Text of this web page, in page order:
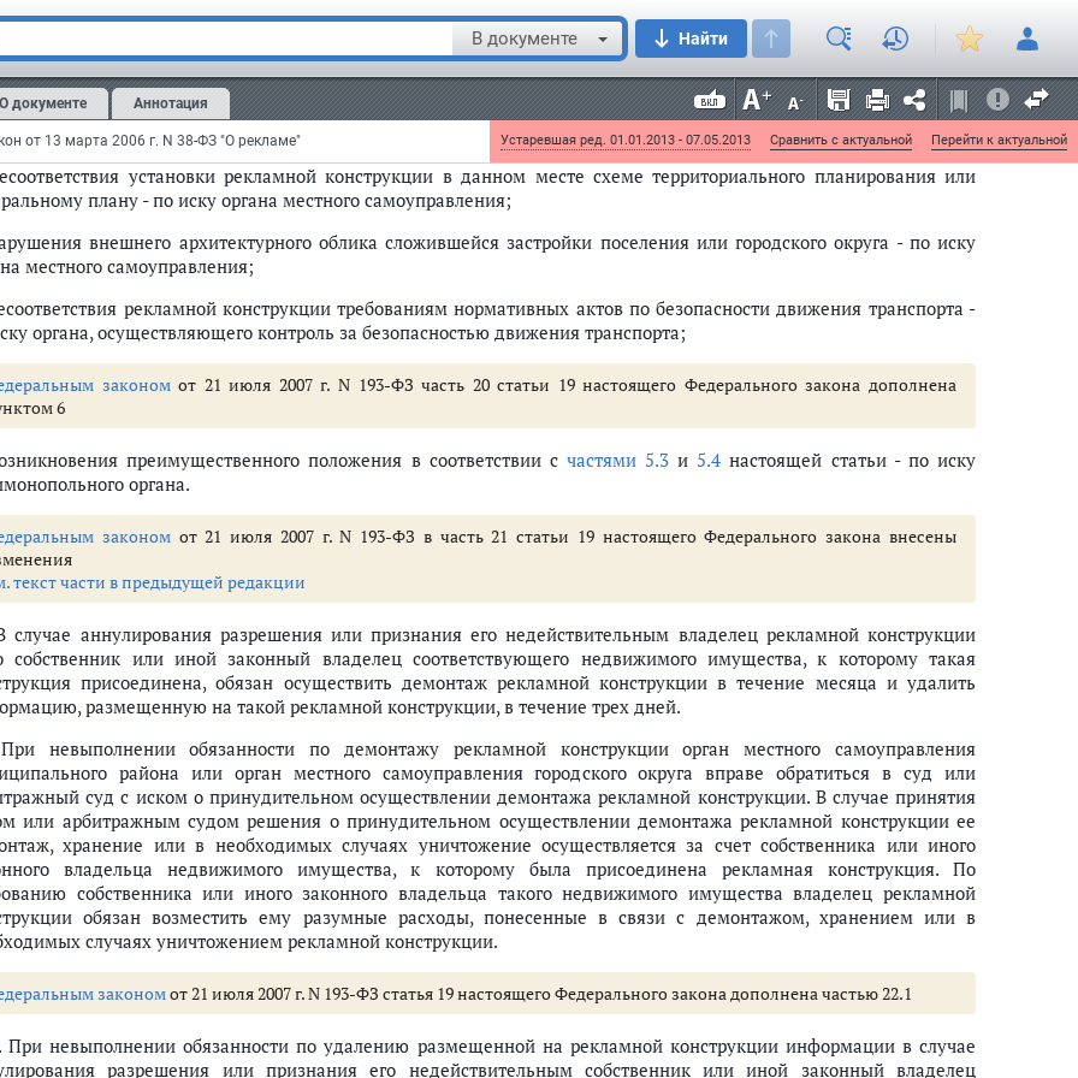
В документе Найти
О документе Аннотация
от 13 марта 2006 г. N 38-ФЗ "О рекламе" Устаревшая ред. 01.01.2013 - 07.05.2013 Сравнить с актуальной Перейти к актуальной
или грубого нарушения
рекламораспространителем
законодательства Российской Федерации о
- по искуантимонопольного органа;
несоответствия рекламной конструкции и ее территориального размещения требованиям
регламента - по иску органа, осуществляющего контроль за соблюдением технических регламентов;
установки рекламной конструкции в данном месте схеме территориального планирования или
плану - по иску органа местного самоуправления;
внешнего архитектурного облика сложившейся застройки поселения или городского округа - по иску
местного самоуправления;
рекламной конструкции требованиям нормативных актов по безопасности движения транспорта -
органа, осуществляющего контроль за безопасностью движения транспорта;
закономот 21 июля 2007 г. N 193-ФЗ часть 20 статьи 19 настоящего Федерального закона дополнена
6
преимущественного положения в соответствии с частями 5.3и 5.4 настоящей статьи - по иску
органа.
закономот 21 июля 2007 г. N 193-ФЗ в часть 21 статьи 19 настоящего Федерального закона внесены
текст части в предыдущей редакции
случае аннулирования разрешения или признания его недействительным владелец рекламной конструкции
собственник или иной законный владелец соответствующего недвижимого имущества, к которому такая
присоединена, обязан осуществить демонтаж рекламной конструкции в течение месяца и удалить
размещенную на такой рекламной конструкции, в течение трех дней.
невыполнении обязанности по демонтажу рекламной конструкции орган местного самоуправления
района или орган местного самоуправления городского округа вправе обратиться в суд или
суд с иском о принудительном осуществлении демонтажа рекламной конструкции. В случае принятия
или арбитражным судом решения о принудительном осуществлении демонтажа рекламной конструкции ее
хранение или в необходимых случаях уничтожение осуществляется за счет собственника или иного
владельца недвижимого имущества, к которому была присоединена рекламная конструкция. По
собственника или иного законного владельца такого недвижимого имущества владелец рекламной
обязан возместить ему разумные расходы, понесенные в связи с демонтажом, хранением или в
случаях уничтожением рекламной конструкции.
закономот 21 июля 2007 г. N 193-ФЗ статья 19 настоящего Федерального закона дополнена частью 22.1
При невыполнении обязанности по удалению размещенной на рекламной конструкции информации в случае
разрешения или признания его недействительным собственник или иной законный владелец